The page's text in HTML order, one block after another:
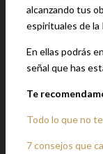
alcanzando tus
espirituales de la
En ellas podrás
señal que has
Te
Todo lo que no
7 consejos que